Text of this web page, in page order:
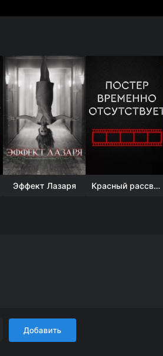
Эффект Лазаря Красный рассвет
Добавить